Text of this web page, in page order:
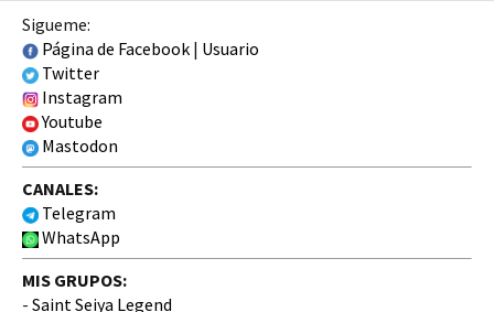
Sigueme:
Página de Facebook | Usuario
Twitter
Instagram
Youtube
Mastodon
CANALES:
Telegram
WhatsApp
MIS GRUPOS:
- Saint Seiya Legend